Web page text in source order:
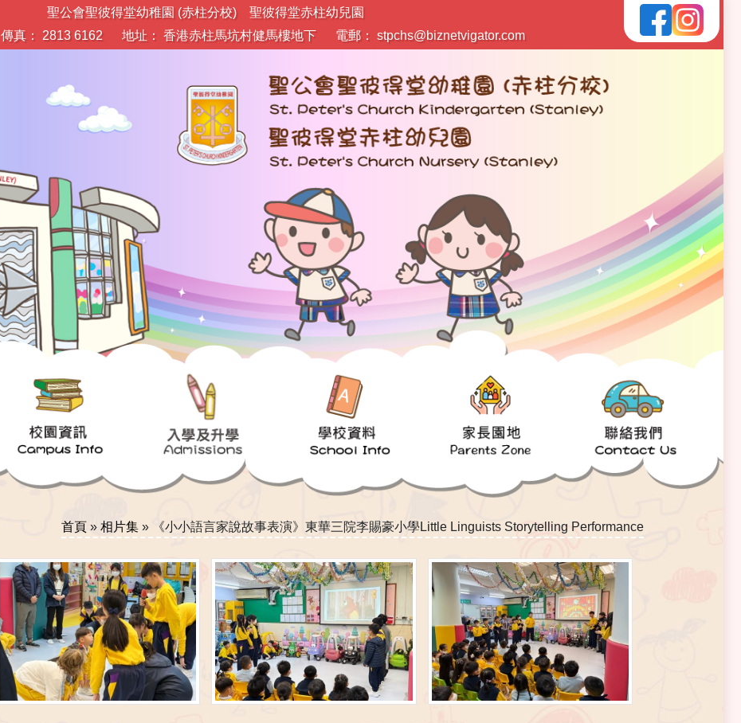
聖公會聖彼得堂幼稚園 (赤柱分校) 聖彼得堂赤柱幼兒園
傳真： 2813 6162 地址： 香港赤柱馬坑村健馬樓地下 電郵： stpchs@biznetvigator.com
首頁 » 相片集 » 《小小語言家說故事表演》東華三院李賜豪小學Little Linguists Storytelling Performance